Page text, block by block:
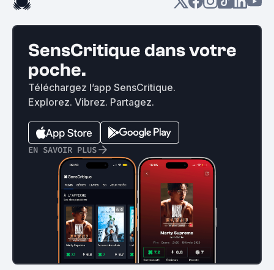
SensCritique dans votre
poche.
Téléchargez l’app SensCritique.
Explorez. Vibrez. Partagez.
EN SAVOIR PLUS